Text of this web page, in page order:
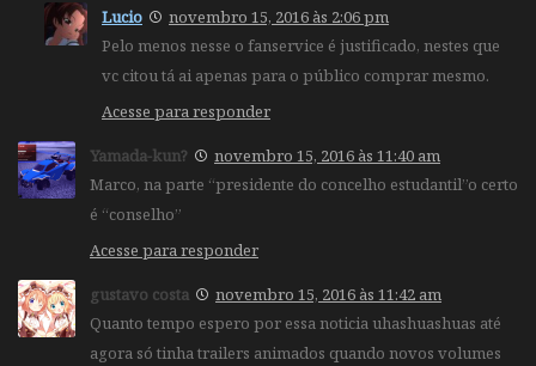
Lucio
novembro 15, 2016 às 2:06 pm
Pelo menos nesse o fanservice é justificado, nestes que
vc citou tá ai apenas para o público comprar mesmo.
Acesse para responder
Yamada-kun?
novembro 15, 2016 às 11:40 am
Marco, na parte “presidente do concelho estudantil”o certo
é “conselho”
Acesse para responder
gustavo costa
novembro 15, 2016 às 11:42 am
Quanto tempo espero por essa noticia uhashuashuas até
agora só tinha trailers animados quando novos volumes